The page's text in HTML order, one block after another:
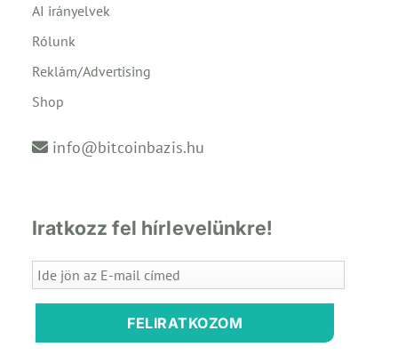
AI irányelvek
Rólunk
Reklám/Advertising
Shop
info@bitcoinbazis.hu
Iratkozz fel hírlevelünkre!
FELIRATKOZOM